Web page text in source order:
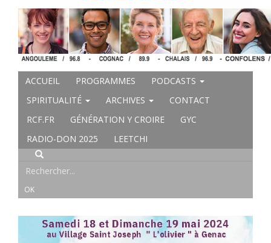
ACCUEIL PROGRAMMES
PODCASTS
SPIRITUALITÉ
ARCHIVES
CONTACT
RCF.FR
GÉNÉRATION Y CROIRE
GYC
RADIO-DON 2025
LEETCHI